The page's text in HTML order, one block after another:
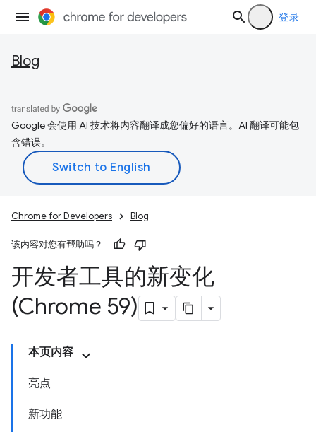
登录
Blog
Google 会使用 AI 技术将内容翻译成您偏好的语言。AI 翻译可能包
含错误。
Chrome for Developers Blog
该内容对您有帮助吗？
开发者工具的新变化
(Chrome 59)
本页内容
亮点
新功能